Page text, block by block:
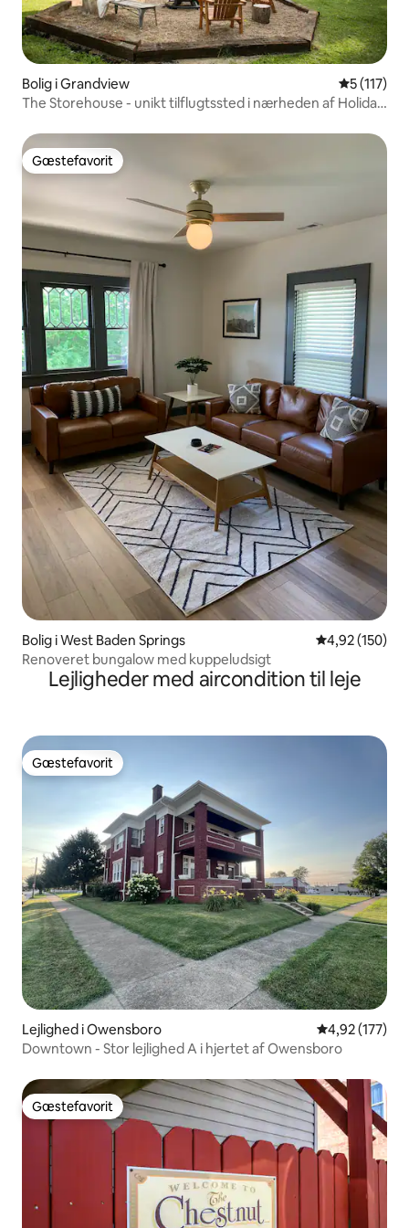
Bolig i Grandview 5 ud af 5 i
5 (117)
The Storehouse - unikt tilflugtssted i nærheden af Holiday
Gæstefavorit
Gæstefavorit
Bolig i West Baden Springs 4,92 ud af 5 i
4,92 (150)
Renoveret bungalow med kuppeludsigt
Lejligheder med aircondition til leje
Gæstefavorit
Gæstefavorit
Lejlighed i Owensboro 4,92 ud af 5 i
4,92 (177)
Downtown - Stor lejlighed A i hjertet af Owensboro
Gæstefavorit
Gæstefavorit